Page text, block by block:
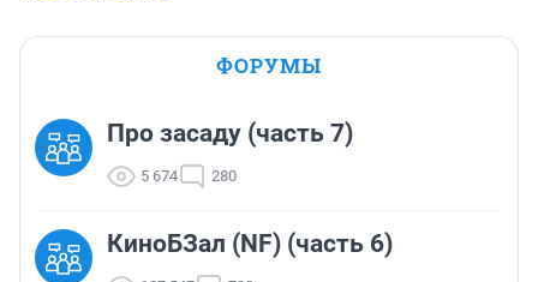
ФОРУМЫ
Про засаду (часть 7)
5 674 280
КиноБЗал (NF) (часть 6)